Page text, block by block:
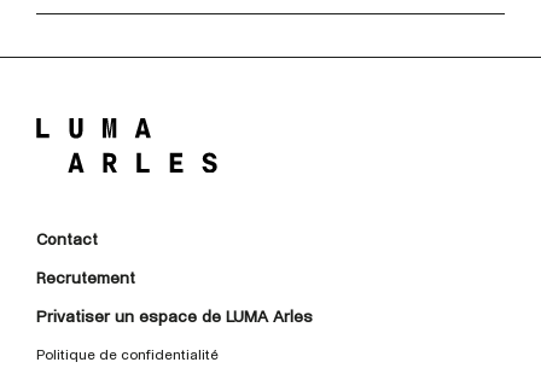
Contact
Recrutement
Privatiser un espace de LUMA Arles
Politique de confidentialité